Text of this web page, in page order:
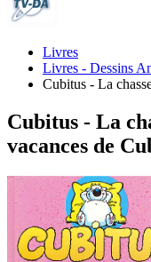
Livres
Livres - Dessins
Cubitus - La
Cubitus - La
vacances de